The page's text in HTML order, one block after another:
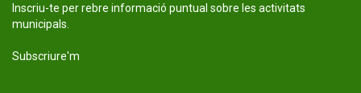
Inscriu-te per rebre informació puntual sobre les activitats
municipals.
Subscriure'm